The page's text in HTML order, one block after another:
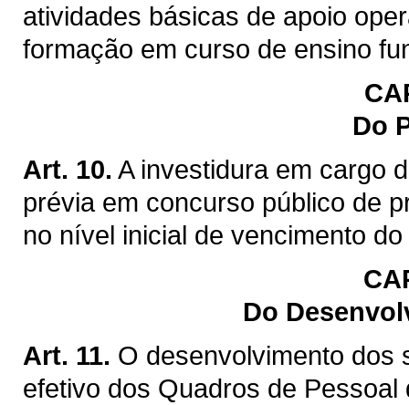
atividades básicas de apoio
formação em curso de ensino
Do
Art. 10. A investidura em cargo
prévia em concurso público de
no nível inicial de vencimento
Do
Art. 11. O desenvolvimento dos
efetivo dos Quadros de